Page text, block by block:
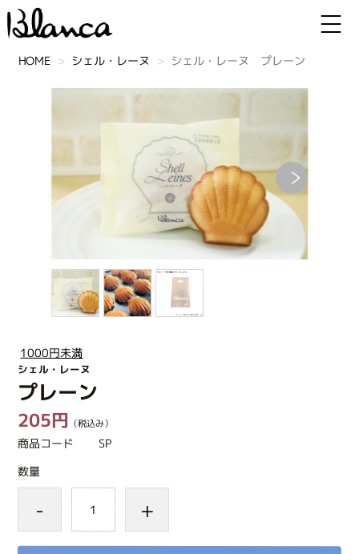
HOME シェル・レーヌ シェル・レーヌ プレーン
1000円未満
シェル・レーヌ
プレーン
205円 （税込み）
商品コード SP
数量
- +